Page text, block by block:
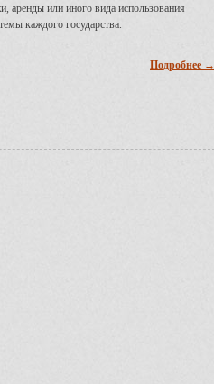
аренды или иного вида использования
каждого государства.
Подробнее →